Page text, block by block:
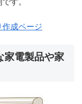
作成ページ
家電製品や家